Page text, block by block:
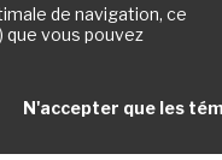
Panasonic
de navigation, ce
vous pouvez
N'accepter que les